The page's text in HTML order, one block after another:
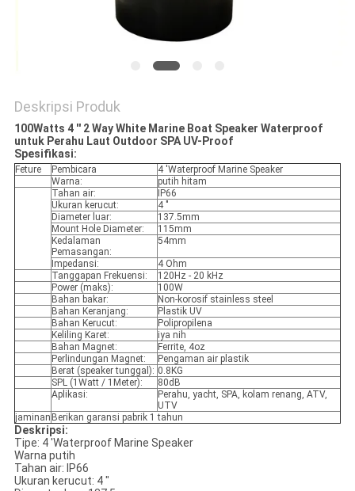
Deskripsi Produk
100Watts 4 '' 2 Way White Marine Boat Speaker Waterproof
untuk Perahu Laut Outdoor SPA UV-Proof
Spesifikasi:
Feture Pembicara
4 'Waterproof Marine Speaker
Warna:
putih hitam
Tahan air:
IP66
Ukuran kerucut:
4 "
Diameter luar:
137.5mm
Mount Hole Diameter:
115mm
Kedalaman
Pemasangan:
54mm
Impedansi:
4 Ohm
Tanggapan Frekuensi:
120Hz - 20 kHz
Power (maks):
100W
Bahan bakar:
Non-korosif stainless steel
Bahan Keranjang:
Plastik UV
Bahan Kerucut:
Polipropilena
Keliling Karet:
iya nih
Bahan Magnet:
Ferrite, 4oz
Perlindungan Magnet:
Pengaman air plastik
Berat (speaker tunggal): 0.8KG
SPL (1Watt / 1Meter):
80dB
Aplikasi:
Perahu, yacht, SPA, kolam renang, ATV,
UTV
jaminan Berikan garansi pabrik 1 tahun
Deskripsi:
Tipe: 4 'Waterproof Marine Speaker
Warna putih
Tahan air: IP66
Ukuran kerucut: 4 "